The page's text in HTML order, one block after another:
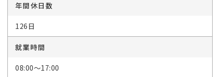
年間休日数
126日
就業時間
08:00～17:00